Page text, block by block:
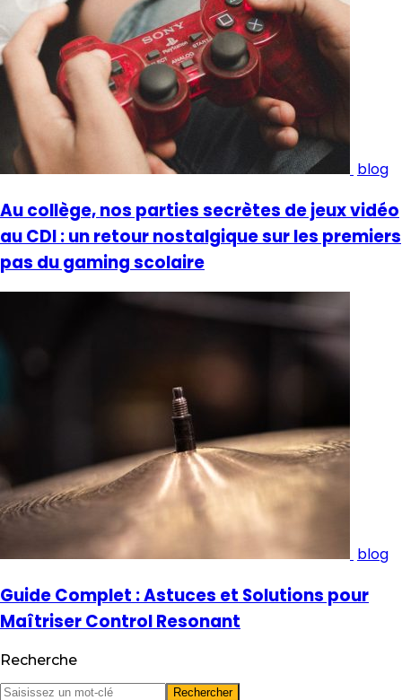
blog
Au collège, nos parties secrètes de jeux vidéo
au CDI : un retour nostalgique sur les premiers
pas du gaming scolaire
blog
Guide Complet : Astuces et Solutions pour
Maîtriser Control Resonant
Recherche